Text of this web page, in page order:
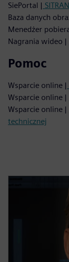
SiePortal |
Baza danych
Menedżer
Nagrania wideo |
Pomoc
Wsparcie online |
Wsparcie online |
Wsparcie online |
technicznej